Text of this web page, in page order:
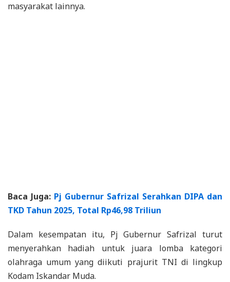
masyarakat lainnya.
Baca Juga: Pj Gubernur Safrizal Serahkan DIPA dan
TKD Tahun 2025, Total Rp46,98 Triliun
Dalam kesempatan itu, Pj Gubernur Safrizal turut
menyerahkan hadiah untuk juara lomba kategori
olahraga umum yang diikuti prajurit TNI di lingkup
Kodam Iskandar Muda.